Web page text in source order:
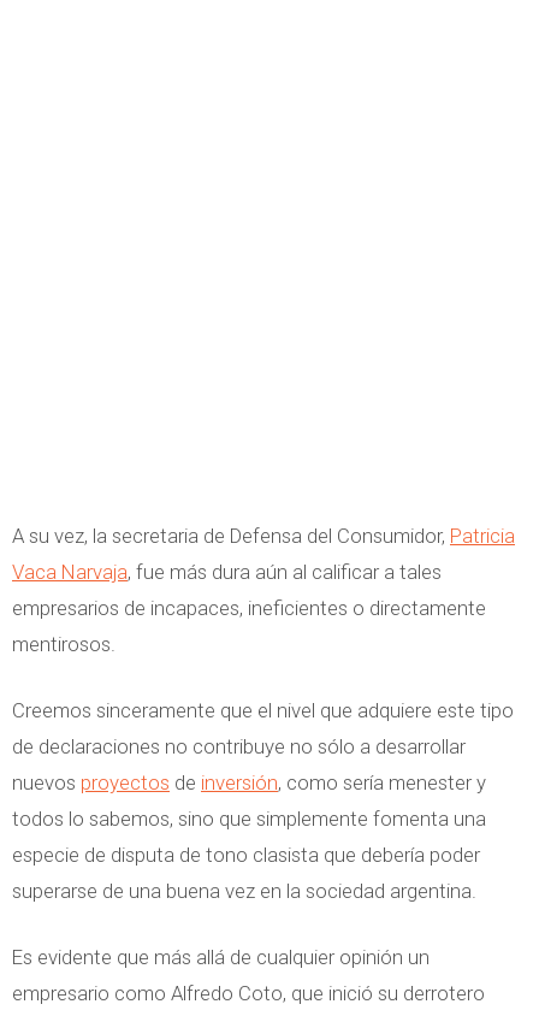
A su vez, la secretaria de Defensa del Consumidor, Patricia
Vaca Narvaja, fue más dura aún al calificar a tales
empresarios de incapaces, ineficientes o directamente
mentirosos.
Creemos sinceramente que el nivel que adquiere este tipo
de declaraciones no contribuye no sólo a desarrollar
nuevos proyectos de inversión, como sería menester y
todos lo sabemos, sino que simplemente fomenta una
especie de disputa de tono clasista que debería poder
superarse de una buena vez en la sociedad argentina.
Es evidente que más allá de cualquier opinión un
empresario como Alfredo Coto, que inició su derrotero